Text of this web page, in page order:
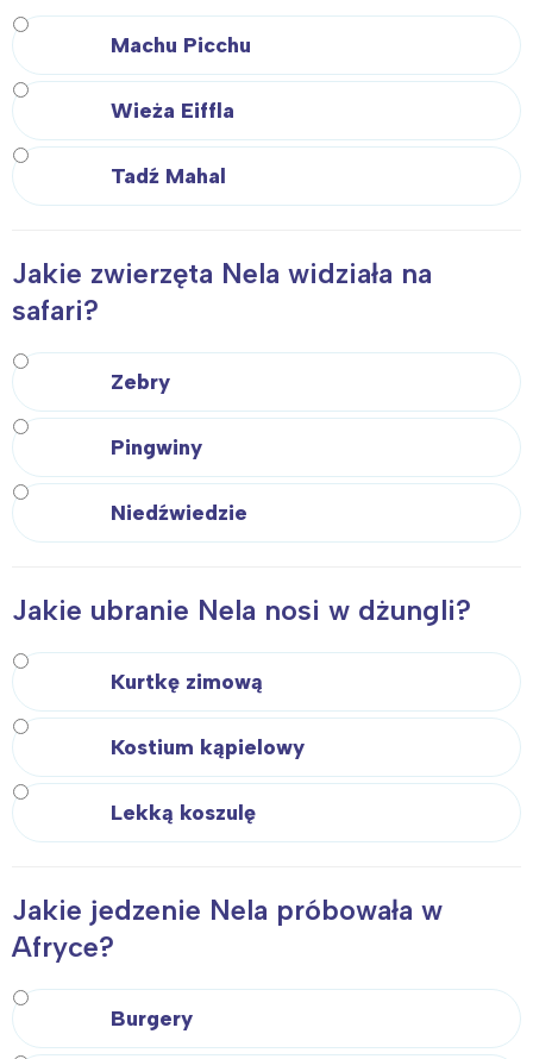
Machu Picchu
Wieża Eiffla
Tadź Mahal
Jakie zwierzęta Nela widziała na
safari?
Zebry
Pingwiny
Niedźwiedzie
Jakie ubranie Nela nosi w dżungli?
Kurtkę zimową
Kostium kąpielowy
Lekką koszulę
Jakie jedzenie Nela próbowała w
Afryce?
Burgery